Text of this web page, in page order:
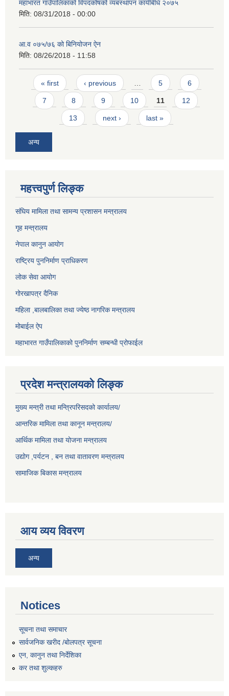
महाभारत गाउँपालिकाको विपदकोषको व्यबस्थापन कार्यबिधि २०७५
मिति: 08/31/2018 - 00:00
आ.व ०७५/७६ को बिनियोजन ऐन
मिति: 08/26/2018 - 11:58
Pages
« first ‹ previous 5 6
7 8 9 10 11 12
13 next › last »
अन्य
महत्त्वपुर्ण लिङ्क
संघिय मामिला तथा सामन्य प्रशासन मन्त्रालय
गृह मन्त्रालय
नेपाल कानुन आयोग
राष्ट्रिय पुननिर्माण प्राधिकरण
लोक सेवा आयोग
गोरखापत्र दैनिक
महिला ,बालबालिका तथा ज्येष्ठ नागरिक मन्त्रालय
मोबाईल ऐप
महाभारत गाउँपालिकाको पुननिर्माण सम्बन्धी प्रोफाईल
प्रदेश मन्त्रालयको लिङ्क
मुख्य मन्त्री तथा मन्त्रिपरिसदको कार्यालय/
आन्तरिक मामिला तथा कानून मन्त्रालय/
आर्थिक मामिला तथा योजना मन्त्रालय
उद्योग ,पर्यटन , बन तथा वातावरण मन्त्रालय
सामाजिक बिकास मन्त्रालय
आय व्यय विवरण
अन्य
Notices
सूचना तथा समाचार
सार्वजनिक खरीद /बोलपत्र सूचना
एन, कानुन तथा निर्देशिका
कर तथा शुल्कहरु